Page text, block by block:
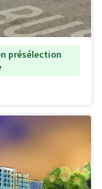
présélection